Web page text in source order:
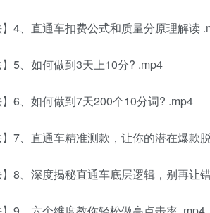
】4、直通车扣费公式和质量分原理解读
5、如何做到3天上10分? .mp4
6、如何做到7天200个10分词? .mp4
】7、直通车精准测款，让你的潜在爆款
】8、深度揭秘直通车底层逻辑，别再让